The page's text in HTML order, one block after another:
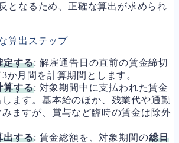
となるため、正確な算出が求められ
算出ステップ
定する: 解雇通告日の直前の賃金締切
か月間を計算期間とします。
算する: 対象期間中に支払われた賃金
ます。基本給のほか、残業代や通勤
ますが、賞与など臨時の賃金は除外
出する: 賃金総額を、対象期間の総日